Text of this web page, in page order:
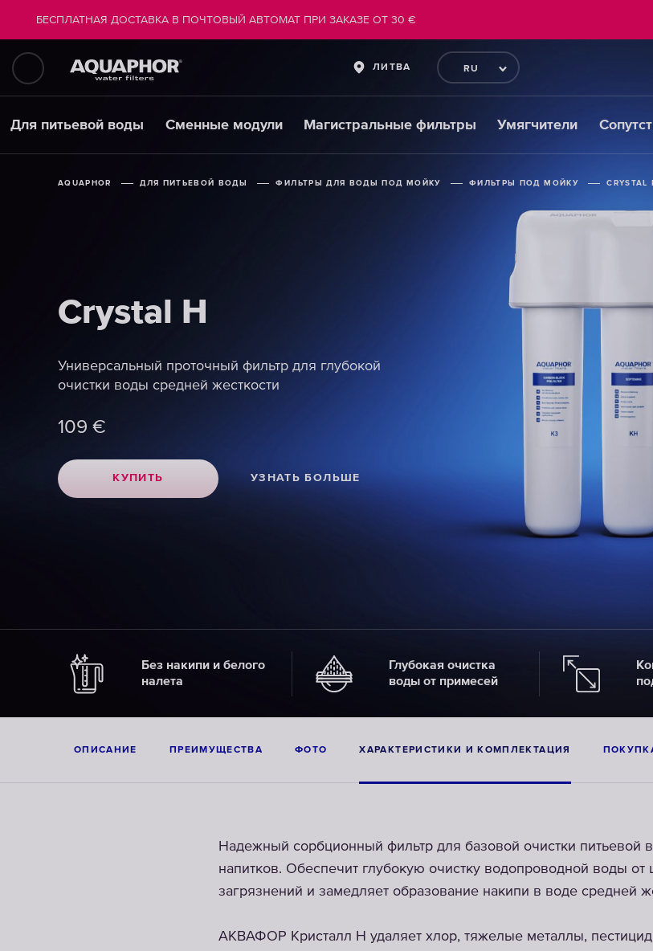
ЛИТВА RU
Для питьевой воды Сменные модули Магистральные фильтры Умягчители
БЕСПЛАТНАЯ ДОСТАВКА В ПОЧТОВЫЙ АВТОМАТ ПРИ ЗАКАЗЕ ОТ 30 €
AQUAPHOR ДЛЯ ПИТЬЕВОЙ ВОДЫ ФИЛЬТРЫ ДЛЯ ВОДЫ ПОД МОЙКУ ФИЛЬТРЫ ПОД МОЙКУ CRYSTAL
Crystal H
Универсальный проточный фильтр для глубокой
очистки воды средней жесткости
109 €
КУПИТЬ УЗНАТЬ БОЛЬШЕ
AQUAPHOR ДЛЯ ПИТЬЕВОЙ ВОДЫ ФИЛЬТРЫ ДЛЯ ВОДЫ ПОД МОЙКУ ФИЛЬТРЫ ПОД МОЙКУ CRYSTAL
Crystal H
Универсальный проточный фильтр для глубокой
очистки воды средней жесткости
109 €
КУПИТЬ УЗНАТЬ БОЛЬШЕ
AQUAPHOR ДЛЯ ПИТЬЕВОЙ ВОДЫ ФИЛЬТРЫ ДЛЯ ВОДЫ ПОД МОЙКУ ФИЛЬТРЫ ПОД МОЙКУ CRYSTAL
Crystal H
Универсальный проточный фильтр для глубокой
очистки воды средней жесткости
109 €
КУПИТЬ УЗНАТЬ БОЛЬШЕ
Без накипи и белого
налета
Глубокая очистка
воды от примесей
ОПИСАНИЕ ПРЕИМУЩЕСТВА ФОТО ХАРАКТЕРИСТИКИ И КОМПЛЕКТАЦИЯ
Надежный сорбционный фильтр для базовой очистки питьевой
напитков. Обеспечит глубокую очистку водопроводной воды от
загрязнений и замедляет образование накипи в воде средней
АКВАФОР Кристалл H удаляет хлор, тяжелые металлы,